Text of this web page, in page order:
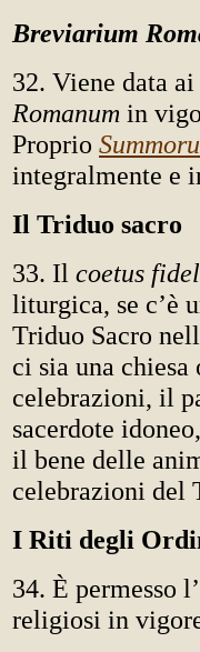
Breviarium
32. Viene data
Romanum in
Proprio
integralmente e
Il Triduo sacro
33. Il coetus
liturgica, se c’è
Triduo Sacro
ci sia una
celebrazioni, il
sacerdote
il bene delle
celebrazioni del
I Riti degli
34. È permesso
religiosi in